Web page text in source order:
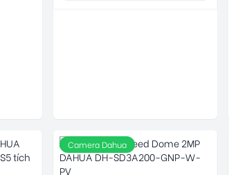
Camera Dahua